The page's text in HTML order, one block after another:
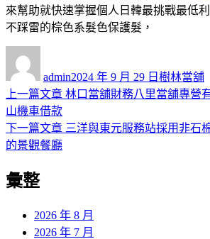
來幫助就快速掌握個人日韓最挑戰最低利
不踩雷的棕色系髮色保護髮，
admin佈
日
2024 年 9 月 29 日 類
樹林當舖
文
章
導
覽
上一篇文章 上
篇
林口當舖財務八里當舖專營
山機車借款
下一篇文章 下
三洋與東元服務站採用非石
的景觀餐廳
彙整
2026 年 8 月
2026 年 7 月